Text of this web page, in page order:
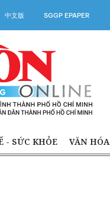
中文版 SGGP EPAPER
- SỨC KHỎE VĂN HÓA